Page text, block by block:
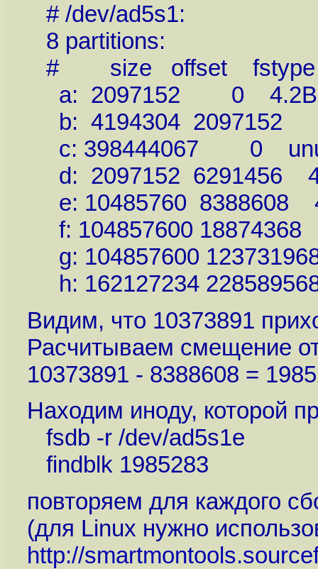
# /dev/ad5s1:
8 partitions:
# size offset fstype
a: 2097152 0
b: 4194304
c: 398444067 0
d: 2097152 6291456
e: 10485760 8388608
f: 104857600
g: 104857600
h: 162127234
Видим, что 10373891
Расчитываем смещение
10373891 - 8388608 =
Находим иноду, которой
fsdb -r /dev/ad5s1e
findblk 1985283
повторяем для каждого
(для Linux нужно
http://